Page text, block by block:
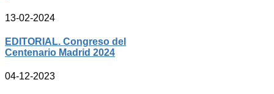
13-02-2024
EDITORIAL. Congreso del
Centenario Madrid 2024
04-12-2023